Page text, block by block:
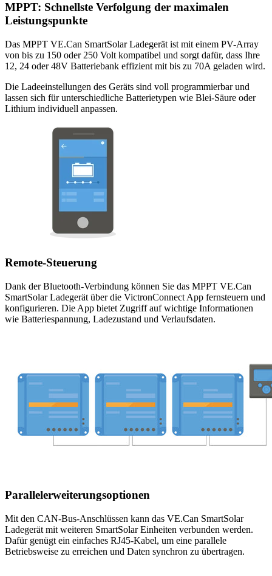
MPPT: Schnellste Verfolgung der maximalen
Leistungspunkte
Das MPPT VE.Can SmartSolar Ladegerät ist mit einem PV-Array
von bis zu 150 oder 250 Volt kompatibel und sorgt dafür, dass Ihre
12, 24 oder 48V Batteriebank effizient mit bis zu 70A geladen wird.
Die Ladeeinstellungen des Geräts sind voll programmierbar und
lassen sich für unterschiedliche Batterietypen wie Blei-Säure oder
Lithium individuell anpassen.
Remote-Steuerung
Dank der Bluetooth-Verbindung können Sie das MPPT VE.Can
SmartSolar Ladegerät über die VictronConnect App fernsteuern und
konfigurieren. Die App bietet Zugriff auf wichtige Informationen
wie Batteriespannung, Ladezustand und Verlaufsdaten.
Parallelerweiterungsoptionen
Mit den CAN-Bus-Anschlüssen kann das VE.Can SmartSolar
Ladegerät mit weiteren SmartSolar Einheiten verbunden werden.
Dafür genügt ein einfaches RJ45-Kabel, um eine parallele
Betriebsweise zu erreichen und Daten synchron zu übertragen.